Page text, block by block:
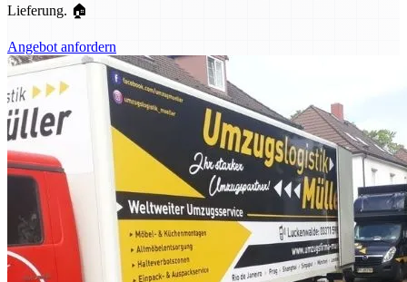
Lieferung. 🏠
Angebot anfordern